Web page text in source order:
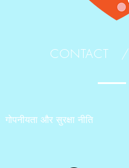
CONTACT /
गोपनीयता और सुरक्षा नीति